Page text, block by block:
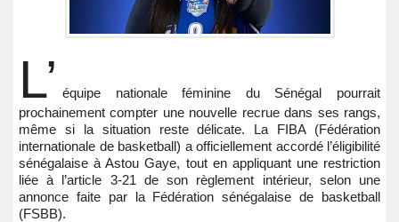
L’ équipe nationale féminine du Sénégal pourrait
prochainement compter une nouvelle recrue dans ses rangs,
même si la situation reste délicate. La FIBA (Fédération
internationale de basketball) a officiellement accordé l’éligibilité
sénégalaise à Astou Gaye, tout en appliquant une restriction
liée à l’article 3-21 de son règlement intérieur, selon une
annonce faite par la Fédération sénégalaise de basketball
(FSBB).